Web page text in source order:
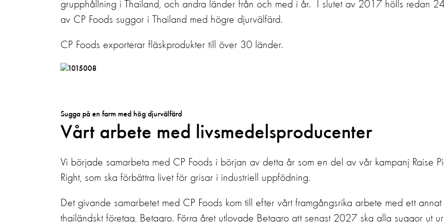
grupphållning i Thailand, och andra länder från och med i år. I slutet av 2017 hölls redan
av CP Foods suggor i Thailand med högre djurvälfärd.
CP Foods exporterar fläskprodukter till över 30 länder.
Sugga på en farm med hög djurvälfärd
Vårt arbete med livsmedelsproducenter
Vi började samarbeta med CP Foods i början av detta år som en del av vår kampanj Raise
Right, som ska förbättra livet för grisar i industriell uppfödning.
Det givande samarbetet med CP Foods kom till efter vårt framgångsrika arbete med ett annat
thailändskt företag, Betagro. Förra året utlovade Betagro att senast 2027 ska alla suggor ut ur